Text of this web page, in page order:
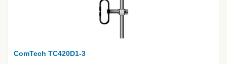
ComTech TC420D1-3